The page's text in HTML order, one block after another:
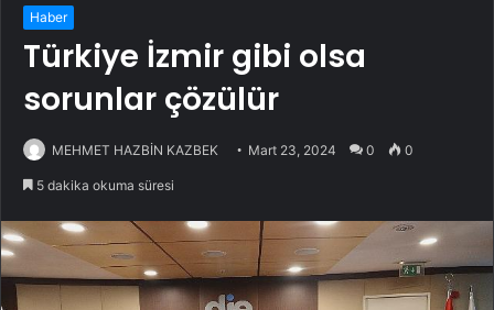
Haber
Türkiye İzmir gibi olsa
sorunlar çözülür
MEHMET HAZBİN KAZBEK Mart 23, 2024 0 0
5 dakika okuma süresi